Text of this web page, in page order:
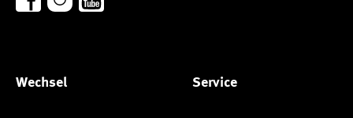
Wechsel Service